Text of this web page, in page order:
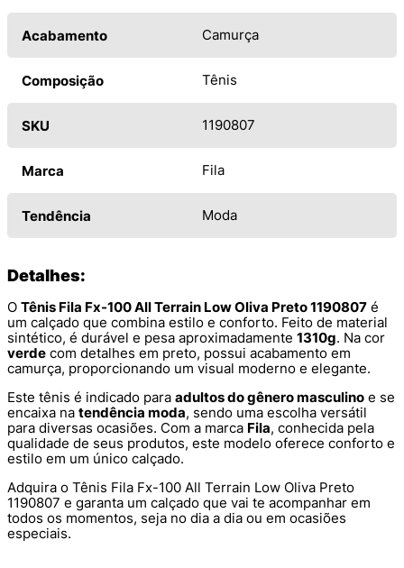
Acabamento Camurça
Composição Tênis
SKU 1190807
Marca Fila
Tendência Moda
Detalhes:
O Tênis Fila Fx-100 All Terrain Low Oliva Preto 1190807 é
um calçado que combina estilo e conforto. Feito de material
sintético, é durável e pesa aproximadamente 1310g. Na cor
verde com detalhes em preto, possui acabamento em
camurça, proporcionando um visual moderno e elegante.
Este tênis é indicado para adultos do gênero masculino e se
encaixa na tendência moda, sendo uma escolha versátil
para diversas ocasiões. Com a marca Fila, conhecida pela
qualidade de seus produtos, este modelo oferece conforto e
estilo em um único calçado.
Adquira o Tênis Fila Fx-100 All Terrain Low Oliva Preto
1190807 e garanta um calçado que vai te acompanhar em
todos os momentos, seja no dia a dia ou em ocasiões
especiais.